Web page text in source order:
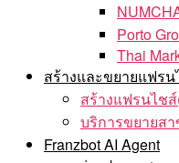
Porto
Thai
สร้างและขยายแฟร
สร้างแฟรนไชส์
บริการขยายส
Franzbot AI Agent